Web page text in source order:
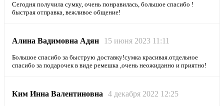
Сегодня получила сумку, очень понравилась, большое спасибо !
быстрая отправка, вежливое общение!
Алина Вадимовна Адян 15 июня 2023 11:11
Большое спасибо за быструю доставку!сумка красивая.отдельное
спасибо за подарочек в виде ремешка ,очень неожиданно и приятно!
Ким Инна Валентиновна 4 декабря 2022 12:25